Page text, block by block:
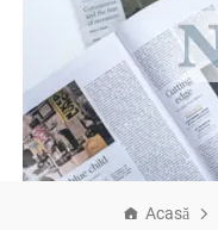
Acasă